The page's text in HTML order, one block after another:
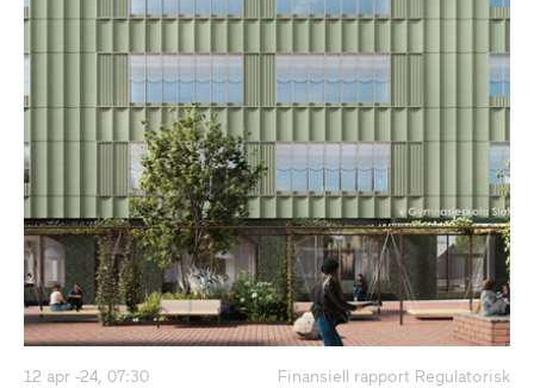
12 apr -24, 07:30 Finansiell rapport Regulatorisk